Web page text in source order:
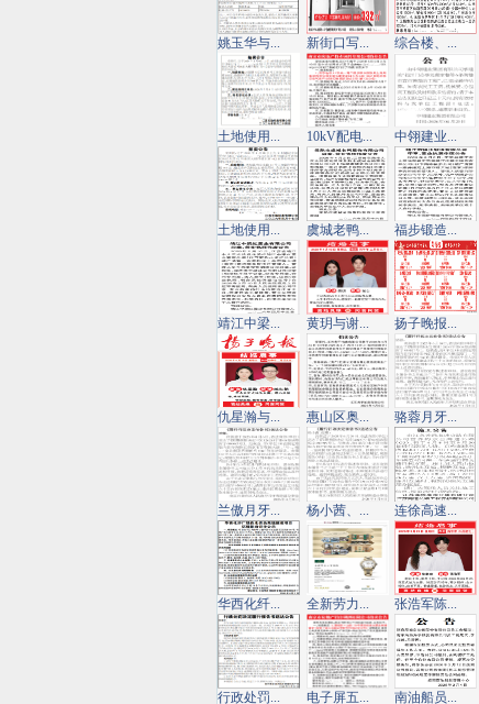
姚玉华与... 新街口写... 综合楼、...
土地使用... 10kV配电... 中翎建业...
土地使用... 虞城老鸭... 福步锻造...
靖江中梁... 黄玥与谢... 扬子晚报...
仇星瀚与... 惠山区奥... 骆蓉月牙...
兰傲月牙... 杨小茜、... 连徐高速...
华西化纤... 全新劳力... 张浩军陈...
行政处罚... 电子屏五... 南油船员...